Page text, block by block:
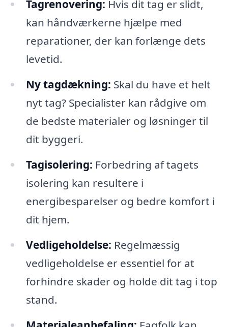
Tagrenovering: Hvis dit tag er slidt,
kan håndværkerne hjælpe med
reparationer, der kan forlænge dets
levetid.
Ny tagdækning: Skal du have et helt
nyt tag? Specialister kan rådgive om
de bedste materialer og løsninger til
dit byggeri.
Tagisolering: Forbedring af tagets
isolering kan resultere i
energibesparelser og bedre komfort i
dit hjem.
Vedligeholdelse: Regelmæssig
vedligeholdelse er essentiel for at
forhindre skader og holde dit tag i top
stand.